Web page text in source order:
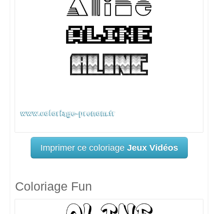
Imprimer ce coloriage Jeux Vidéos
Coloriage Fun